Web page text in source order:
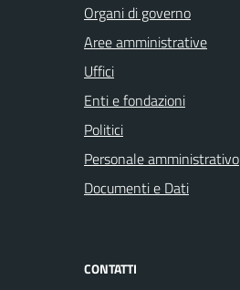
Organi di governo
Aree amministrative
Uffici
Enti e fondazioni
Politici
Personale amministrativo
Documenti e Dati
CONTATTI